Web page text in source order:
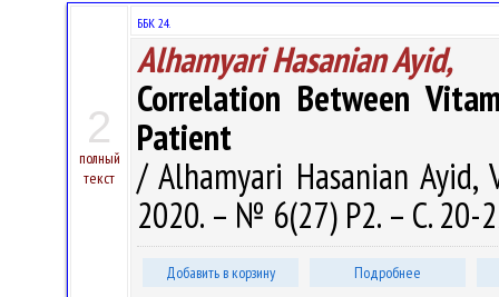
2
полный
текст
ББК 24.
Alhamyari Hasanian Ayid,
Correlation Between
Patient
/ Alhamyari Hasanian Ayid,
2020. – № 6(27) P2. – С. 20-
Добавить в корзину Подробнее